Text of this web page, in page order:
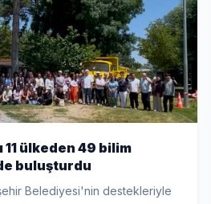
11 ülkeden 49 bilim
buluşturdu
Belediyesi'nin destekleriyle